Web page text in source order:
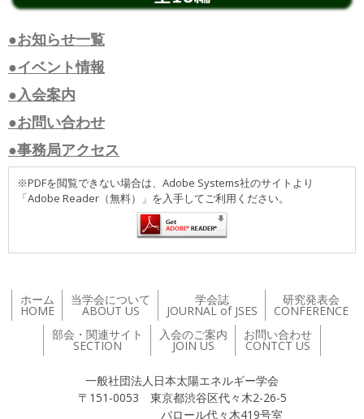
●お知らせ一覧
●イベント情報
●入会案内
●お問い合わせ
●事務局アクセス
※PDFを閲覧できない場合は、Adobe Systems社のサイトより
「Adobe Reader（無料）」を入手してご利用ください。
ホーム
HOME
当学会について
ABOUT US
学会誌
JOURNAL of JSES
研究発表会
CONFERENCE
部会・関連サイト
SECTION
入会のご案内
JOIN US
お問い合わせ
CONTCT US
一般社団法人日本太陽エネルギー学会
〒151-0053 東京都渋谷区代々木2-26-5
バロール代々木419号室